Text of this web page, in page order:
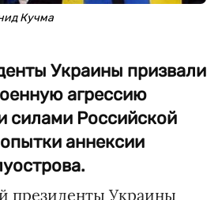
Кучма
Украины призвали
агрессию
Российской
аннексии
президенты Украины